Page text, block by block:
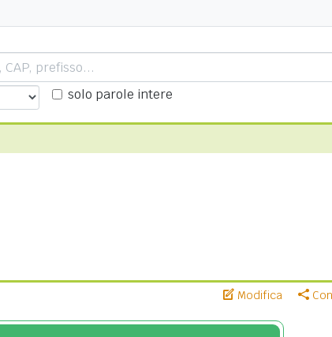
solo parole intere
Modifica